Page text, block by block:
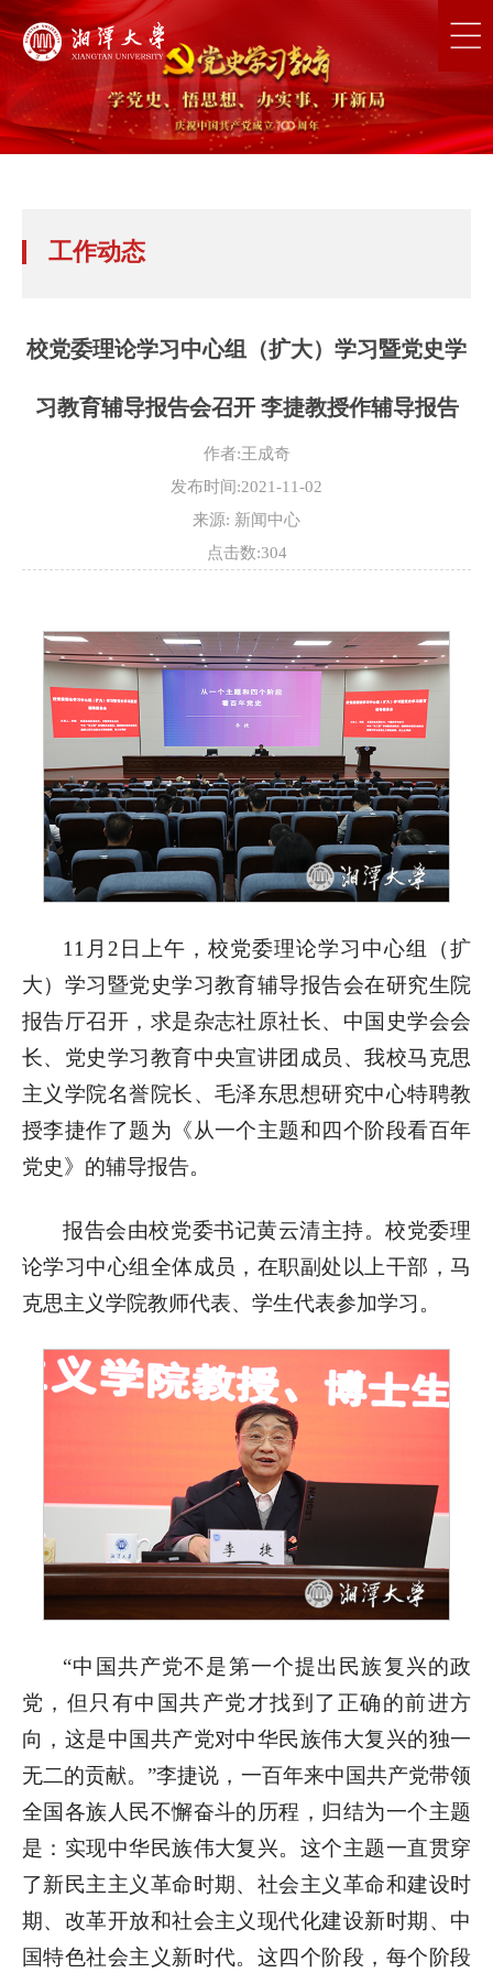
工作动态
校党委理论学习中心组（扩大）学习暨党史学
习教育辅导报告会召开 李捷教授作辅导报告
作者:王成奇
发布时间:2021-11-02
来源: 新闻中心
点击数:304
11月2日上午，校党委理论学习中心组（扩
大）学习暨党史学习教育辅导报告会在研究生院
报告厅召开，求是杂志社原社长、中国史学会会
长、党史学习教育中央宣讲团成员、我校马克思
主义学院名誉院长、毛泽东思想研究中心特聘教
授李捷作了题为《从一个主题和四个阶段看百年
党史》的辅导报告。
报告会由校党委书记黄云清主持。校党委理
论学习中心组全体成员，在职副处以上干部，马
克思主义学院教师代表、学生代表参加学习。
“中国共产党不是第一个提出民族复兴的政
党，但只有中国共产党才找到了正确的前进方
向，这是中国共产党对中华民族伟大复兴的独一
无二的贡献。”李捷说，一百年来中国共产党带领
全国各族人民不懈奋斗的历程，归结为一个主题
是：实现中华民族伟大复兴。这个主题一直贯穿
了新民主主义革命时期、社会主义革命和建设时
期、改革开放和社会主义现代化建设新时期、中
国特色社会主义新时代。这四个阶段，每个阶段